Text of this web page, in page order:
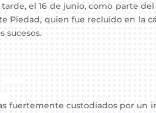
el 16 de junio, como parte
Piedad, quien fue recluido en la
sucesos.
fuertemente custodiados por